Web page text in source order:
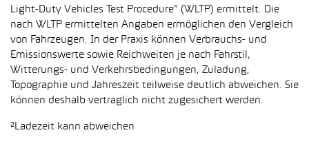
Light-Duty Vehicles Test Procedure“ (WLTP) ermittelt. Die
nach WLTP ermittelten Angaben ermöglichen den Vergleich
von Fahrzeugen. In der Praxis können Verbrauchs- und
Emissionswerte sowie Reichweiten je nach Fahrstil,
Witterungs- und Verkehrsbedingungen, Zuladung,
Topographie und Jahreszeit teilweise deutlich abweichen. Sie
können deshalb vertraglich nicht zugesichert werden.
²Ladezeit kann abweichen